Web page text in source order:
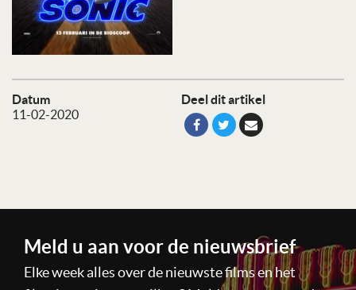
Datum
11-02-2020
Deel dit artikel
Meld u aan voor de nieuwsbrief
Elke week alles over de nieuwste films en het